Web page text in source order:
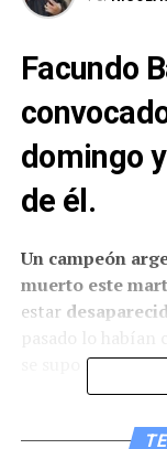
Facundo
domingo
de él.
Un campeón
muerto este
estar
se supo nada de
los investigadores